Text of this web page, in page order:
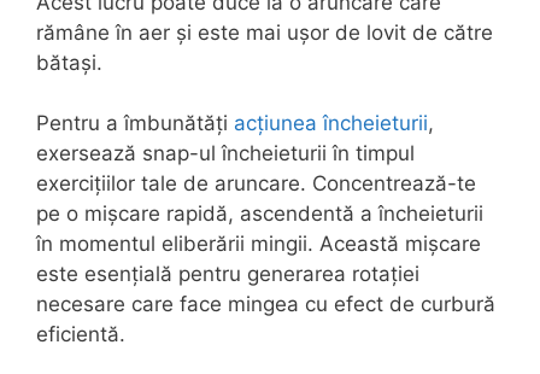
rămâne în aer și este mai ușor de lovit de către
bătași.
Pentru a îmbunătăți acțiunea încheieturii,
exersează snap-ul încheieturii în timpul
exercițiilor tale de aruncare. Concentrează-te
pe o mișcare rapidă, ascendentă a încheieturii
în momentul eliberării mingii. Această mișcare
este esențială pentru generarea rotației
necesare care face mingea cu efect de curbură
eficientă.